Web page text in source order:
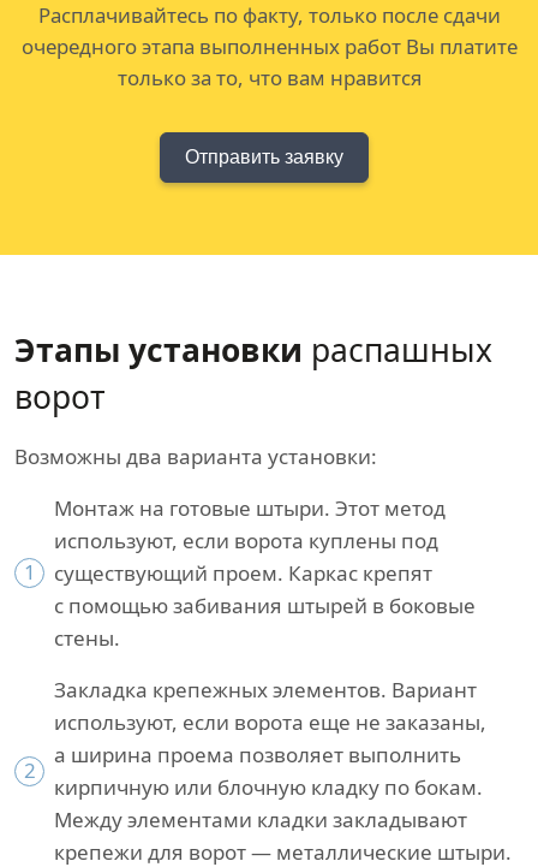
Расплачивайтесь по факту, только после сдачи
очередного этапа выполненных работ Вы платите
только за то, что вам нравится
Отправить заявку
Этапы установки распашных
ворот
Возможны два варианта установки:
1
Монтаж на готовые штыри. Этот метод
используют, если ворота куплены под
существующий проем. Каркас крепят
с помощью забивания штырей в боковые
стены.
2
Закладка крепежных элементов. Вариант
используют, если ворота еще не заказаны,
а ширина проема позволяет выполнить
кирпичную или блочную кладку по бокам.
Между элементами кладки закладывают
крепежи для ворот — металлические штыри.